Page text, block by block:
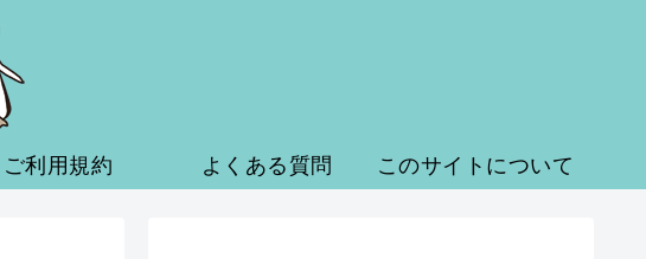
ご利用規約 よくある質問 このサイトについて